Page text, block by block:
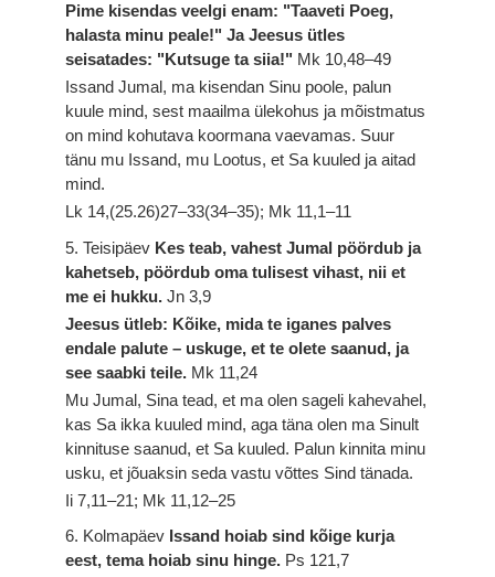
Pime kisendas veelgi enam: "Taaveti Poeg,
halasta minu peale!" Ja Jeesus ütles
seisatades: "Kutsuge ta siia!" Mk 10,48–49
Issand Jumal, ma kisendan Sinu poole, palun
kuule mind, sest maailma ülekohus ja mõistmatus
on mind kohutava koormana vaevamas. Suur
tänu mu Issand, mu Lootus, et Sa kuuled ja aitad
mind.
Lk 14,(25.26)27–33(34–35); Mk 11,1–11
5. Teisipäev Kes teab, vahest Jumal pöördub ja
kahetseb, pöördub oma tulisest vihast, nii et
me ei hukku.Jn 3,9
Jeesus ütleb: Kõike, mida te iganes palves
endale palute – uskuge, et te olete saanud, ja
see saabki teile. Mk 11,24
Mu Jumal, Sina tead, et ma olen sageli kahevahel,
kas Sa ikka kuuled mind, aga täna olen ma Sinult
kinnituse saanud, et Sa kuuled. Palun kinnita minu
usku, et jõuaksin seda vastu võttes Sind tänada.
Ii 7,11–21; Mk 11,12–25
6. Kolmapäev Issand hoiab sind kõige kurja
eest, tema hoiab sinu hinge. Ps 121,7